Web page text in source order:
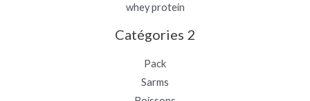
whey protein
Catégories 2
Pack
Sarms